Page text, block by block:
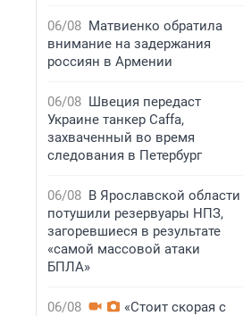
06/08 Матвиенко обратила
внимание на задержания
россиян в Армении
06/08 Швеция передаст
Украине танкер Caffa,
захваченный во время
следования в Петербург
06/08 В Ярославской области
потушили резервуары НПЗ,
загоревшиеся в результате
«самой массовой атаки
БПЛА»
06/08
«Стоит скорая с